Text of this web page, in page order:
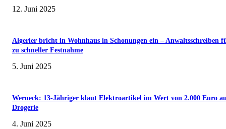
12. Juni 2025
Algerier bricht in Wohnhaus in Schonungen ein – Anwaltsschreiben
zu schneller Festnahme
5. Juni 2025
Werneck: 13-Jähriger klaut Elektroartikel im Wert von 2.000 Euro
Drogerie
4. Juni 2025